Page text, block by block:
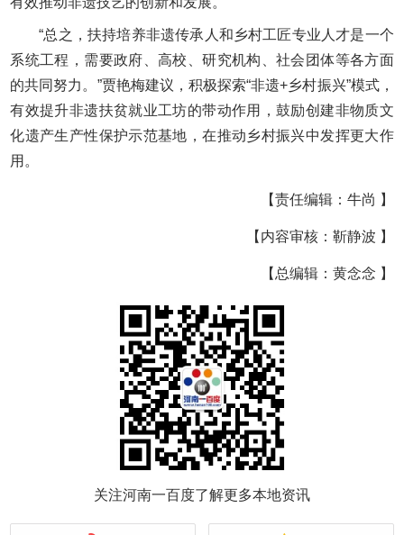
“总之，扶持培养非遗传承人和乡村工匠专业人才是一个
系统工程，需要政府、高校、研究机构、社会团体等各方面
的共同努力。”贾艳梅建议，积极探索“非遗+乡村振兴”模式，
有效提升非遗扶贫就业工坊的带动作用，鼓励创建非物质文
化遗产生产性保护示范基地，在推动乡村振兴中发挥更大作
用。
【责任编辑：牛尚 】
【内容审核：靳静波 】
【总编辑：黄念念 】
关注河南一百度了解更多本地资讯